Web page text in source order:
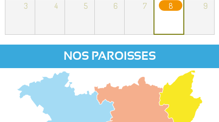
3
4 5 6 7 8 9
NOS PAROISSES